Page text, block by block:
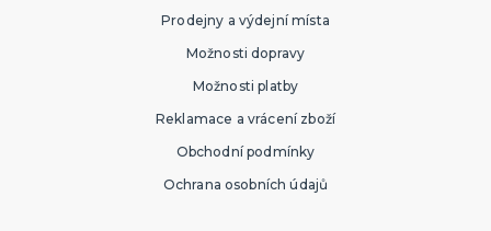
Prodejny a výdejní místa
Možnosti dopravy
Možnosti platby
Reklamace a vrácení zboží
Obchodní podmínky
Ochrana osobních údajů